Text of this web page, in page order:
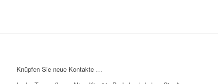
Knüpfen Sie neue Kontakte …